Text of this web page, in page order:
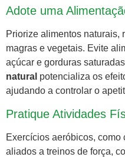
Adote uma
Priorize alimentos naturais,
magras e vegetais. Evite
açúcar e gorduras
natural potencializa os
ajudando a controlar o
Pratique Atividades
Exercícios aeróbicos,
aliados a treinos de força,